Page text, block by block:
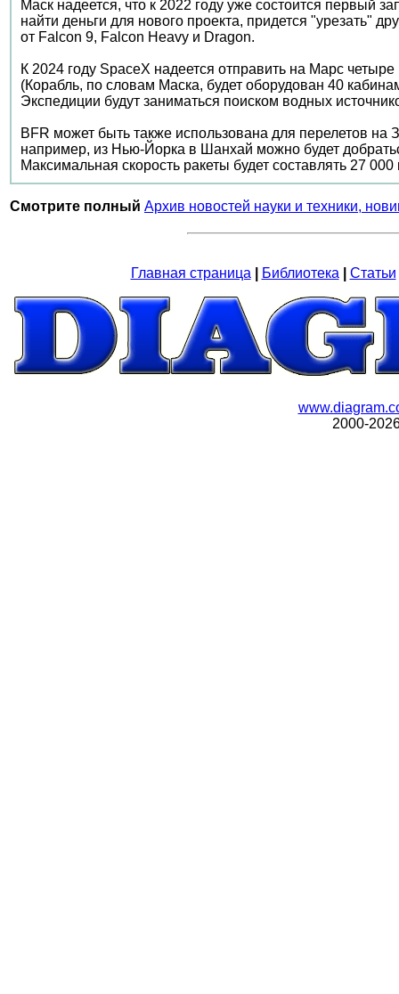
Маск надеется, что к 2022 году уже состоится первый
найти деньги для нового проекта, придется "урезать"
от Falcon 9, Falcon Heavy и Dragon.
К 2024 году SpaceX надеется отправить на Марс
(Корабль, по словам Маска, будет оборудован 40
Экспедиции будут заниматься поиском водных
BFR может быть также использована для перелетов на
например, из Нью-Йорка в Шанхай можно будет
Максимальная скорость ракеты будет составлять 27
Смотрите полный Архив новостей науки и техники,
Главная страница Библиотека Статьи
2000-